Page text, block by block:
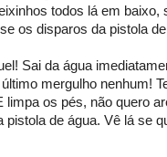
todos lá em baixo,
os disparos da pistola
Sai da água
mergulho nenhum!
limpa os pés, não quero
pistola de água. Vê lá se